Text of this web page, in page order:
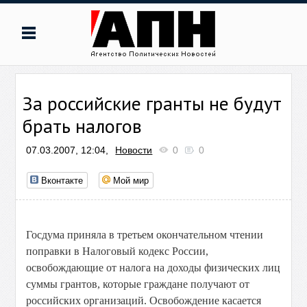
За российские гранты не будут
брать налогов
07.03.2007, 12:04, Новости 0 0
Вконтакте Мой мир
Госдума приняла в третьем окончательном чтении
поправки в Налоговый кодекс России,
освобождающие от налога на доходы физических лиц
суммы грантов, которые граждане получают от
российских организаций. Освобождение касается